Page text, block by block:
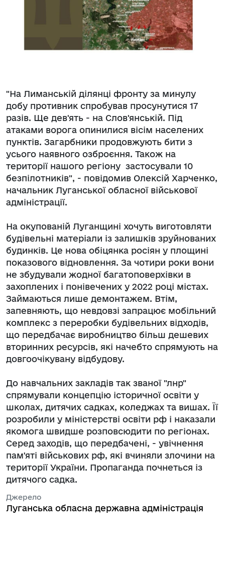
"На Лиманській ділянці фронту за минулу
добу противник спробував просунутися 17
разів. Ще дев'ять - на Слов'янській. Під
атаками ворога опинилися вісім населених
пунктів. Загарбники продовжують бити з
усього наявного озброєння. Також на
території нашого регіону застосували 10
безпілотників", - повідомив Олексій Харченко,
начальник Луганської обласної військової
адміністрації.
На окупованій Луганщині хочуть виготовляти
будівельні матеріали із залишків зруйнованих
будинків. Це нова обіцянка росіян у площині
показового відновлення. За чотири роки вони
не збудували жодної багатоповерхівки в
захоплених і понівечених у 2022 році містах.
Займаються лише демонтажем. Втім,
запевняють, що невдовзі запрацює мобільний
комплекс з переробки будівельних відходів,
що передбачає виробництво більш дешевих
вторинних ресурсів, які начебто спрямують на
довгоочікувану відбудову.
До навчальних закладів так званої "лнр"
спрямували концепцію історичної освіти у
школах, дитячих садках, коледжах та вишах. Її
розробили у міністерстві освіти рф і наказали
якомога швидше розповсюдити по регіонах.
Серед заходів, що передбачені, - увічнення
пам'яті військових рф, які вчиняли злочини на
території України. Пропаганда почнеться із
дитячого садка.
Джерело
Луганська обласна державна адміністрація